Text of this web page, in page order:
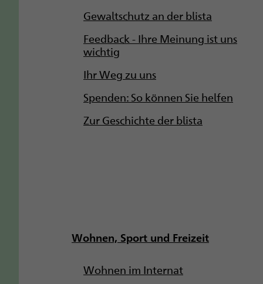
Gewaltschutz an der blista
Feedback - Ihre Meinung ist uns
wichtig
Ihr Weg zu uns
Spenden: So können Sie helfen
Zur Geschichte der blista
Wohnen, Sport und Freizeit
Wohnen im Internat